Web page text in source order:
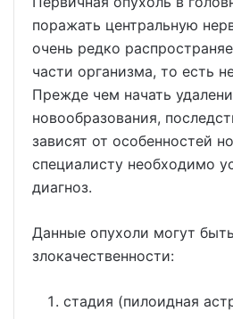
поражать центральную
очень редко
части организма, то есть
Прежде чем начать
новообразования,
зависят от особенностей
специалисту необходимо
диагноз.
Данные опухоли могут
злокачественности:
стадия (пилоидная